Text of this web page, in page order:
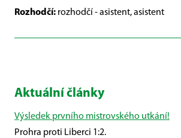
Rozhodčí: rozhodčí - asistent, asistent
Aktuální články
Výsledek prvního mistrovského utkání!
Prohra proti Liberci 1:2.